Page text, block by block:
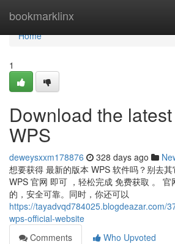
bookmarklinx
Home
Home
1
Download the
WPS
deweysxxm178876 328 days ago
想要获得 最新的版本 WPS 软件吗？别去
WPS 官网 即可 ，轻松完成 免费获取 。
的，安全可靠。同时，你还可以
https://tayadvqd784025.blogdeazar.com/
wps-official-website
Comments
Who Upvoted